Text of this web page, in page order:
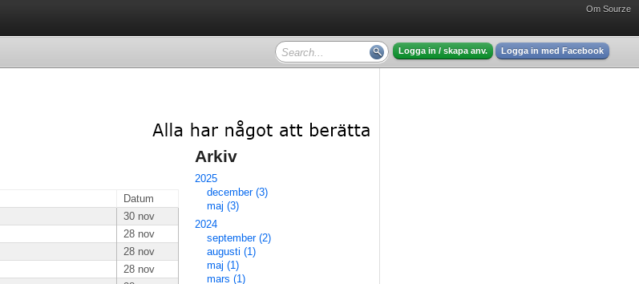
Om Sourze
Logga in / skapa anv. Logga in med Facebook
Datum
30 nov
28 nov
28 nov
28 nov
Arkiv
2025
december (3)
maj (3)
2024
september (2)
augusti (1)
maj (1)
mars (1)